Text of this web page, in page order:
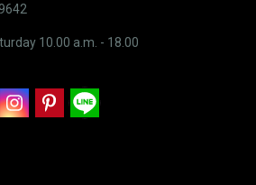
10.00 a.m. - 18.00